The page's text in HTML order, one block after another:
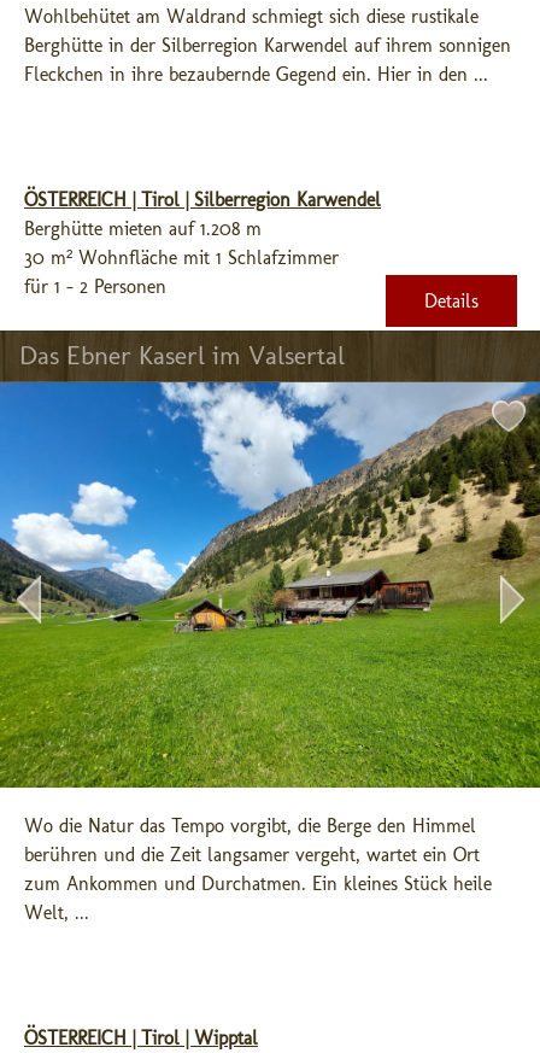
Wohlbehütet am Waldrand schmiegt sich diese rustikale
Berghütte in der Silberregion Karwendel auf ihrem sonnigen
Fleckchen in ihre bezaubernde Gegend ein. Hier in den ...
ÖSTERREICH | Tirol | Silberregion Karwendel
Berghütte mieten auf 1.208 m
30 m² Wohnfläche mit 1 Schlafzimmer
für 1 - 2 Personen
Details
Das Ebner Kaserl im Valsertal
Wo die Natur das Tempo vorgibt, die Berge den Himmel
berühren und die Zeit langsamer vergeht, wartet ein Ort
zum Ankommen und Durchatmen. Ein kleines Stück heile
Welt, ...
ÖSTERREICH | Tirol | Wipptal